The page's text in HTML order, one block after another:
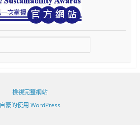
檢視完整網站
自豪的使用 WordPress